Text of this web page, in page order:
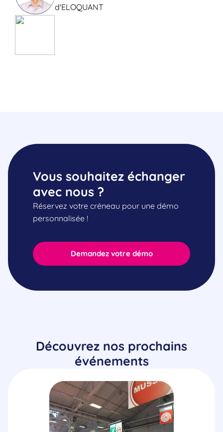
d'ELOQUANT
Demandez votre démo
Vous souhaitez échanger
avec nous ?
Réservez votre créneau pour une démo
personnalisée !
Découvrez nos prochains
événements